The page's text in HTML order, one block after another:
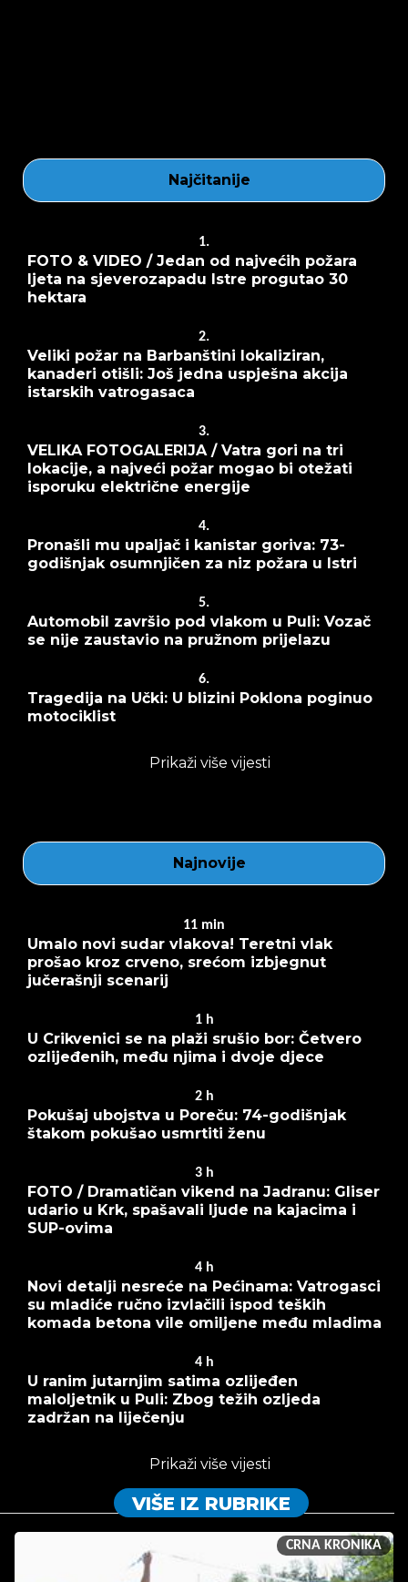
Najčitanije
1.
FOTO & VIDEO / Jedan od najvećih požara
ljeta na sjeverozapadu Istre progutao 30
hektara
2.
Veliki požar na Barbanštini lokaliziran,
kanaderi otišli: Još jedna uspješna akcija
istarskih vatrogasaca
3.
VELIKA FOTOGALERIJA / Vatra gori na tri
lokacije, a najveći požar mogao bi otežati
isporuku električne energije
4.
Pronašli mu upaljač i kanistar goriva: 73-
godišnjak osumnjičen za niz požara u Istri
5.
Automobil završio pod vlakom u Puli: Vozač
se nije zaustavio na pružnom prijelazu
6.
Tragedija na Učki: U blizini Poklona poginuo
motociklist
Prikaži više vijesti
Najnovije
11 min
Umalo novi sudar vlakova! Teretni vlak
prošao kroz crveno, srećom izbjegnut
jučerašnji scenarij
1 h
U Crikvenici se na plaži srušio bor: Četvero
ozlijeđenih, među njima i dvoje djece
2 h
Pokušaj ubojstva u Poreču: 74-godišnjak
štakom pokušao usmrtiti ženu
3 h
FOTO / Dramatičan vikend na Jadranu: Gliser
udario u Krk, spašavali ljude na kajacima i
SUP-ovima
4 h
Novi detalji nesreće na Pećinama: Vatrogasci
su mladiće ručno izvlačili ispod teških
komada betona vile omiljene među mladima
4 h
U ranim jutarnjim satima ozlijeđen
maloljetnik u Puli: Zbog težih ozljeda
zadržan na liječenju
Prikaži više vijesti
VIŠE IZ RUBRIKE
CRNA KRONIKA